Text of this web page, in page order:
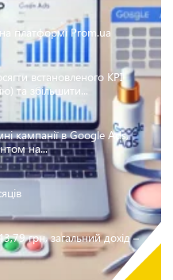
платформі Prom.ua
встановленого KPI
та збільшити...
кампанії в Google Ads,
на...
грн, загальний дохід –